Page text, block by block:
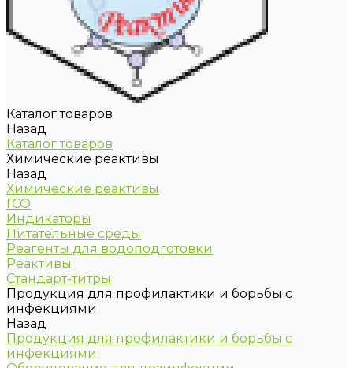
Каталог товаров
Назад
Каталог товаров
Химические реактивы
Назад
Химические реактивы
ГСО
Индикаторы
Питательные среды
Реагенты для водоподготовки
Реактивы
Стандарт-титры
Продукция для профилактики и борьбы с
инфекциями
Назад
Продукция для профилактики и борьбы с
инфекциями